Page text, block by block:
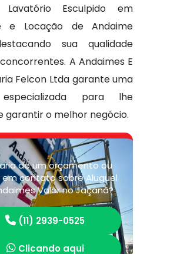
Lavatório Esculpido em
e Locação de Andaime
sua qualidade
A Andaimes E
Felcon Ltda garante uma
para lhe
garantir o melhor negócio.
de um orçamento ou
contato sobre Aluguel
Valor no Jaçanã?
(11) 2939-0525
Clicando aqui